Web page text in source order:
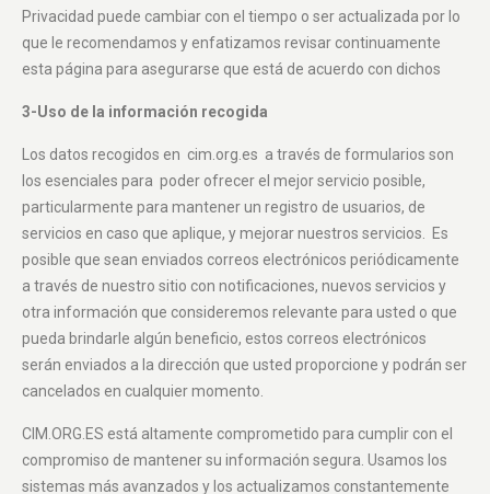
Privacidad puede cambiar con el tiempo o ser actualizada por lo
que le recomendamos y enfatizamos revisar continuamente
esta página para asegurarse que está de acuerdo con dichos
3-Uso de la información recogida
Los datos recogidos en cim.org.es a través de formularios son
los esenciales para poder ofrecer el mejor servicio posible,
particularmente para mantener un registro de usuarios, de
servicios en caso que aplique, y mejorar nuestros servicios. Es
posible que sean enviados correos electrónicos periódicamente
a través de nuestro sitio con notificaciones, nuevos servicios y
otra información que consideremos relevante para usted o que
pueda brindarle algún beneficio, estos correos electrónicos
serán enviados a la dirección que usted proporcione y podrán ser
cancelados en cualquier momento.
CIM.ORG.ES está altamente comprometido para cumplir con el
compromiso de mantener su información segura. Usamos los
sistemas más avanzados y los actualizamos constantemente